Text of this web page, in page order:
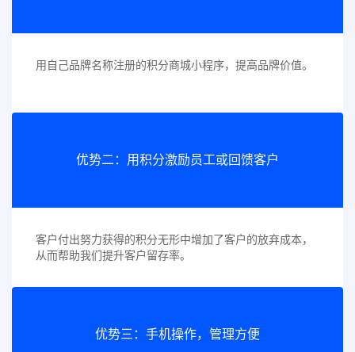
用自己品牌名称注册的积分商城小程序，提高品牌价值。
优势二：用积分激励员工或回馈客户
客户付出努力获得的积分无形中增加了客户的放弃成本，
从而帮助我们提升客户留存率。
优势三：手机操作，管理方便